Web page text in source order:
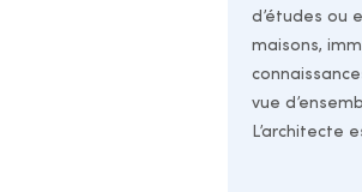
d’études ou
maisons,
vue
L’architecte